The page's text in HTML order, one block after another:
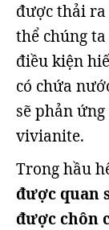
được thải
thể chúng
điều kiện
có chứa
sẽ phản
vivianite.
Trong hầu
được quan
được chôn